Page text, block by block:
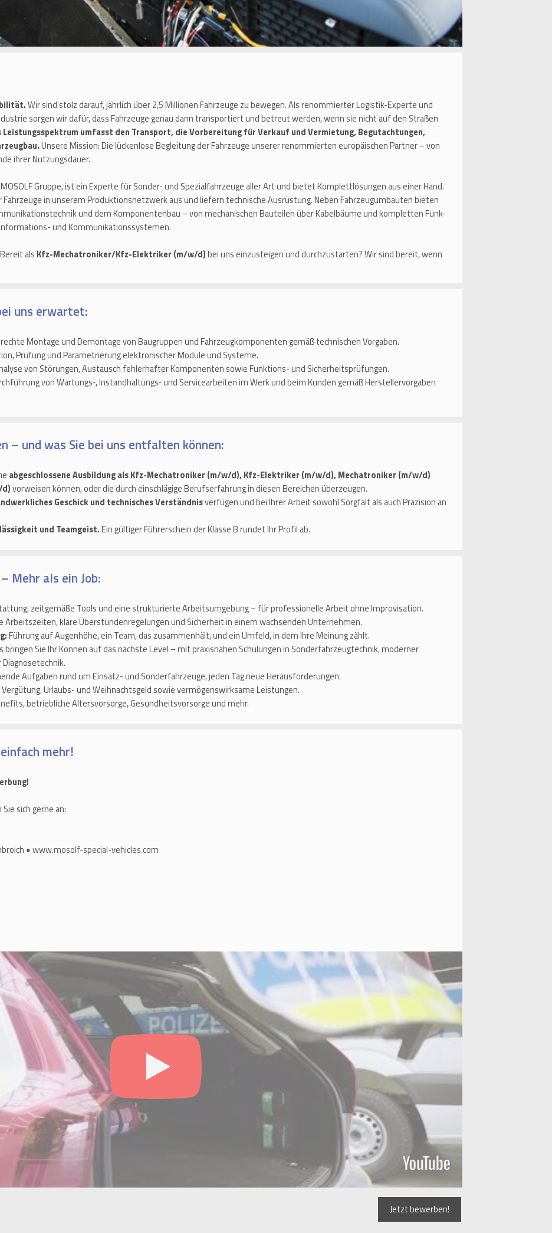
Wir sind stolz darauf, jährlich über 2,5 Millionen Fahrzeuge zu bewegen. Als renommierter Logistik-Experte und
sorgen wir dafür, dass Fahrzeuge genau dann transportiert und betreut werden, wenn sie nicht auf den Straßen
Leistungsspektrum umfasst den Transport, die Vorbereitung für Verkauf und Vermietung, Begutachtungen,
Unsere Mission: Die lückenlose Begleitung der Fahrzeuge unserer renommierten europäischen Partner – von
ihrer Nutzungsdauer.
Gruppe, ist ein Experte für Sonder- und Spezialfahrzeuge aller Art und bietet Komplettlösungen aus einer Hand.
in unserem Produktionsnetzwerk aus und liefern technische Ausrüstung. Neben Fahrzeugumbauten bieten
und dem Komponentenbau – von mechanischen Bauteilen über Kabelbäume und kompletten Funk-
und Kommunikationssystemen.
als Kfz-Mechatroniker/Kfz-Elektriker (m/w/d)bei uns einzusteigen und durchzustarten? Wir sind bereit, wenn
uns erwartet:
Montage und Demontage von Baugruppen und Fahrzeugkomponenten gemäß technischen Vorgaben.
Prüfung und Parametrierung elektronischer Module und Systeme.
von Störungen, Austausch fehlerhafter Komponenten sowie Funktions- und Sicherheitsprüfungen.
von Wartungs‑, Instandhaltungs‑ und Servicearbeiten im Werk und beim Kunden gemäß Herstellervorgaben
– und was Sie bei uns entfalten können:
abgeschlossene Ausbildung als Kfz-Mechatroniker (m/w/d), Kfz-Elektriker (m/w/d), Mechatroniker (m/w/d)
vorweisen können, oder die durch einschlägige Berufserfahrung in diesen Bereichen überzeugen.
Geschick und technisches Verständnisverfügen und bei Ihrer Arbeit sowohl Sorgfalt als auch Präzision an
und Teamgeist.Ein gültiger Führerschein der Klasse B rundet Ihr Profil ab.
Mehr als ein Job:
zeitgemäße Tools und eine strukturierte Arbeitsumgebung – für professionelle Arbeit ohne Improvisation.
Arbeitszeiten, klare Überstundenregelungen und Sicherheit in einem wachsenden Unternehmen.
Führung auf Augenhöhe, ein Team, das zusammenhält, und ein Umfeld, in dem Ihre Meinung zählt.
bringen Sie Ihr Können auf das nächste Level – mit praxisnahen Schulungen in Sonderfahrzeugtechnik, moderner
Aufgaben rund um Einsatz- und Sonderfahrzeuge, jeden Tag neue Herausforderungen.
Urlaubs- und Weihnachtsgeld sowie vermögenswirksame Leistungen.
betriebliche Altersvorsorge, Gesundheitsvorsorge und mehr.
mehr!
sich gerne an:
• www.mosolf-special-vehicles.com
Jetzt bewerben!